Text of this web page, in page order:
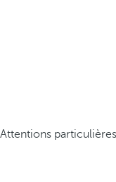
Attentions